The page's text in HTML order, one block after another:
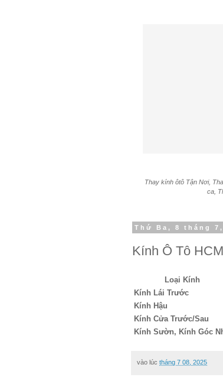
Thay kính ôtô Tận Nơi,
ca,
Thứ Ba, 8 tháng 7,
Kính Ô Tô
Loại Kính
Kính Lái Trước
Kính Hậu
Kính Cửa Trước/Sau
Kính Sườn, Kính Góc
vào lúc tháng 7 08, 2025